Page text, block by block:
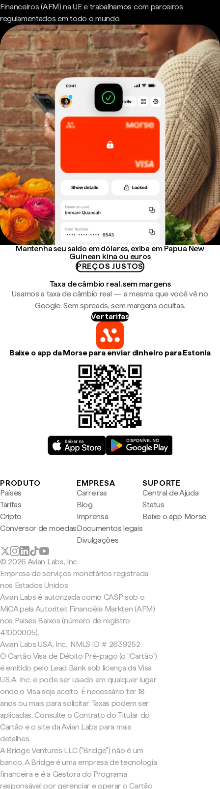
Financeiros (AFM) na UE e trabalhamos com parceiros
regulamentados em todo o mundo.
Mantenha seu saldo em dólares, exiba em Papua New
Guinean kina ou euros
PREÇOS JUSTOS
Taxa de câmbio real, sem margens
Usamos a taxa de câmbio real — a mesma que você vê no
Google. Sem spreads, sem margens ocultas.
Ver tarifas
Baixe o app da Morse para enviar dinheiro para Estonia
PRODUTO
Países
Tarifas
Cripto
Conversor de moedas
EMPRESA
Carreiras
Blog
Imprensa
Documentos legais
Divulgações
SUPORTE
Central de Ajuda
Status
Baixe o app Morse
© 2026 Avian Labs, Inc
Empresa de serviços monetários registrada
nos Estados Unidos
Avian Labs é autorizada como CASP sob o
MiCA pela Autoriteit Financiële Markten (AFM)
nos Países Baixos (número de registro
41000005).
Avian Labs USA, Inc., NMLS ID # 2639252
O Cartão Visa de Débito Pré-pago (o "Cartão")
é emitido pelo Lead Bank sob licença da Visa
U.S.A. Inc. e pode ser usado em qualquer lugar
onde o Visa seja aceito. É necessário ter 18
anos ou mais para solicitar. Taxas podem ser
aplicadas. Consulte o Contrato do Titular do
Cartão e o site da Avian Labs para mais
detalhes.
A Bridge Ventures LLC ("Bridge") não é um
banco. A Bridge é uma empresa de tecnologia
financeira e é a Gestora do Programa
responsável por gerenciar e operar o Cartão